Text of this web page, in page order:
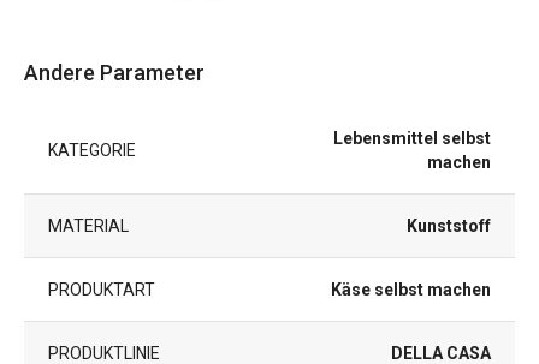
Andere Parameter
KATEGORIE
Lebensmittel selbst
machen
MATERIAL Kunststoff
PRODUKTART Käse selbst machen
PRODUKTLINIE DELLA CASA